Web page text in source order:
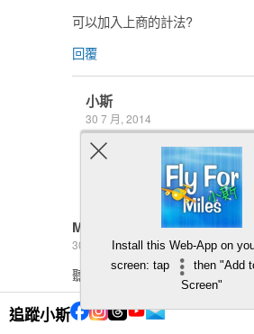
追蹤小斯
可以加入上商的計法?
回覆
小斯
30 7 月, 2014
NO!!!!
Ming
30 7 月, 2014
聽聞CCB嘅939下個月就開始，
另外AE卡$1=1AM（係冇上限
趣？
Install this Web-App on
screen: tap
then "Add
Screen"